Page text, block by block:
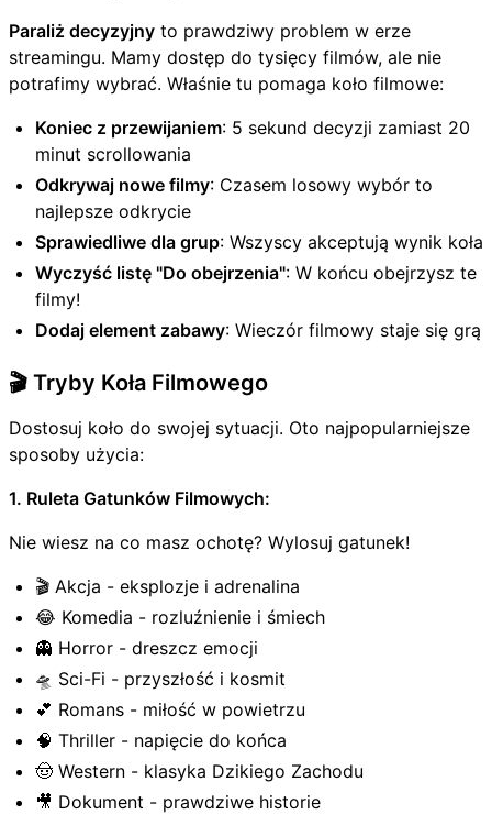
Paraliż decyzyjny to prawdziwy problem w erze
streamingu. Mamy dostęp do tysięcy filmów, ale nie
potrafimy wybrać. Właśnie tu pomaga koło filmowe:
Koniec z przewijaniem: 5 sekund decyzji zamiast 20
minut scrollowania
Odkrywaj nowe filmy: Czasem losowy wybór to
najlepsze odkrycie
Sprawiedliwe dla grup: Wszyscy akceptują wynik koła
Wyczyść listę "Do obejrzenia": W końcu obejrzysz te
filmy!
Dodaj element zabawy: Wieczór filmowy staje się grą
🎬 Tryby Koła Filmowego
Dostosuj koło do swojej sytuacji. Oto najpopularniejsze
sposoby użycia:
1. Ruleta Gatunków Filmowych:
Nie wiesz na co masz ochotę? Wylosuj gatunek!
🎬 Akcja - eksplozje i adrenalina
😂 Komedia - rozluźnienie i śmiech
👻 Horror - dreszcz emocji
🛸 Sci-Fi - przyszłość i kosmit
💕 Romans - miłość w powietrzu
🧠 Thriller - napięcie do końca
🤠 Western - klasyka Dzikiego Zachodu
🎥 Dokument - prawdziwe historie